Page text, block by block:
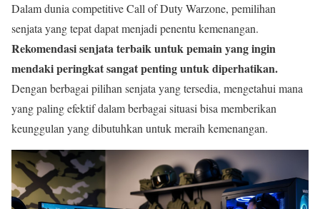
Dalam dunia competitive Call of Duty Warzone, pemilihan
senjata yang tepat dapat menjadi penentu kemenangan.
Rekomendasi senjata terbaik untuk pemain yang ingin
mendaki peringkat sangat penting untuk diperhatikan.
Dengan berbagai pilihan senjata yang tersedia, mengetahui mana
yang paling efektif dalam berbagai situasi bisa memberikan
keunggulan yang dibutuhkan untuk meraih kemenangan.